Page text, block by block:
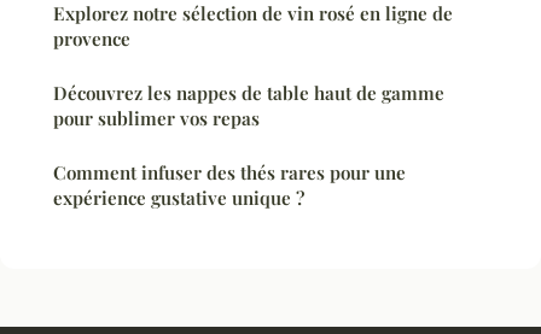
Explorez notre sélection de vin rosé en ligne de
provence
Découvrez les nappes de table haut de gamme
pour sublimer vos repas
Comment infuser des thés rares pour une
expérience gustative unique ?